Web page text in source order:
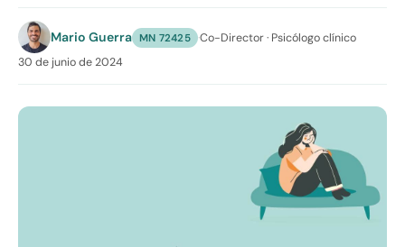
Mario Guerra MN 72425 ·Co-Director · Psicólogo clínico
30 de junio de 2024